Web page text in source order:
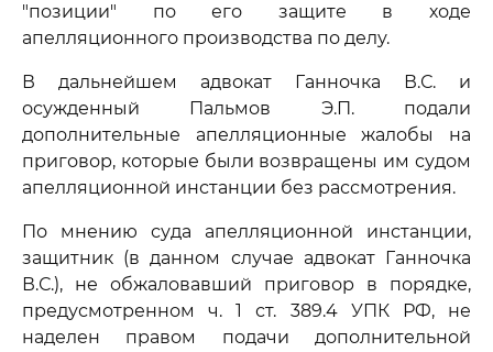
"позиции" по его защите в ходе
апелляционного производства по делу.
В дальнейшем адвокат Ганночка В.С. и
осужденный Пальмов Э.П. подали
дополнительные апелляционные жалобы на
приговор, которые были возвращены им судом
апелляционной инстанции без рассмотрения.
По мнению суда апелляционной инстанции,
защитник (в данном случае адвокат Ганночка
В.С.), не обжаловавший приговор в порядке,
предусмотренном ч. 1 ст. 389.4 УПК РФ, не
наделен правом подачи дополнительной